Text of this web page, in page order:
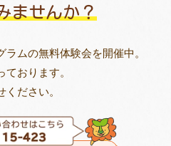
ませんか？
ラムの無料体験会を開催中。
おります。
ださい。